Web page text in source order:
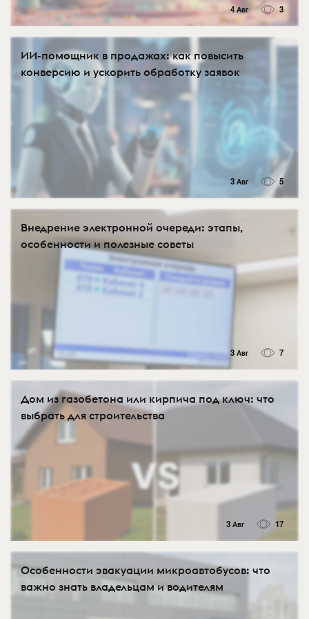
4 Авг 3
ИИ-помощник в продажах: как повысить
конверсию и ускорить обработку заявок
3 Авг 5
Внедрение электронной очереди: этапы,
особенности и полезные советы
3 Авг 7
Дом из газобетона или кирпича под ключ: что
выбрать для строительства
3 Авг 17
Особенности эвакуации микроавтобусов: что
важно знать владельцам и водителям